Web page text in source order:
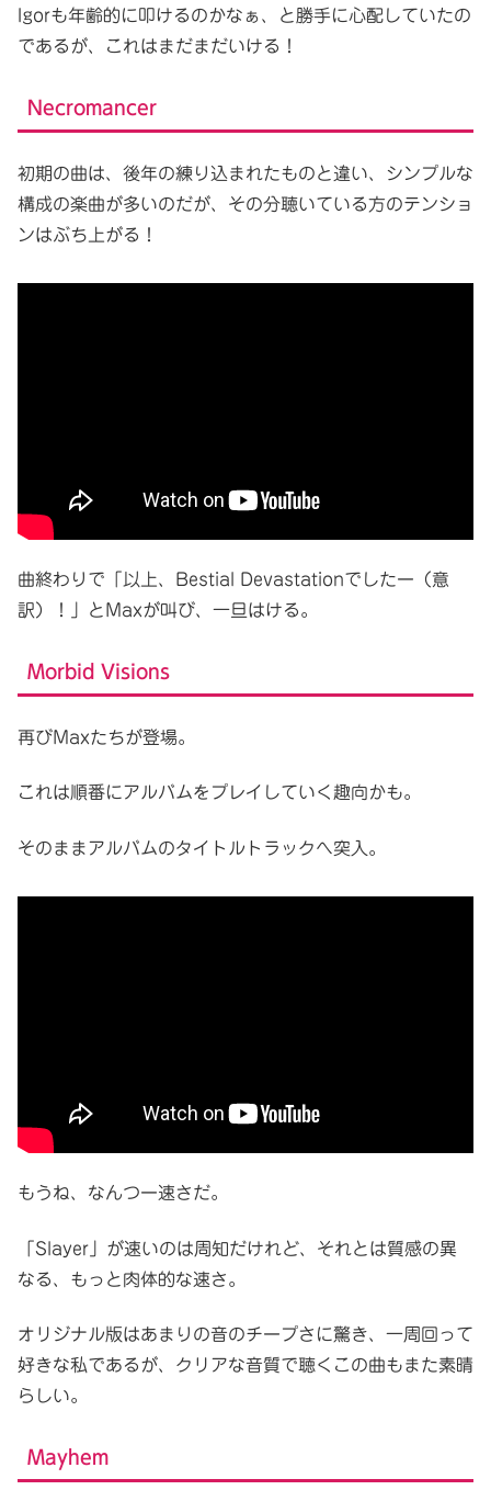
Igorも年齢的に叩けるのかなぁ、と勝手に心配していたの
であるが、これはまだまだいける！
Necromancer
初期の曲は、後年の練り込まれたものと違い、シンプルな
構成の楽曲が多いのだが、その分聴いている方のテンショ
ンはぶち上がる！
曲終わりで「以上、Bestial Devastationでしたー（意
訳）！」とMaxが叫び、一旦はける。
Morbid Visions
再びMaxたちが登場。
これは順番にアルバムをプレイしていく趣向かも。
そのままアルバムのタイトルトラックへ突入。
もうね、なんつー速さだ。
「Slayer」が速いのは周知だけれど、それとは質感の異
なる、もっと肉体的な速さ。
オリジナル版はあまりの音のチープさに驚き、一周回って
好きな私であるが、クリアな音質で聴くこの曲もまた素晴
らしい。
Mayhem